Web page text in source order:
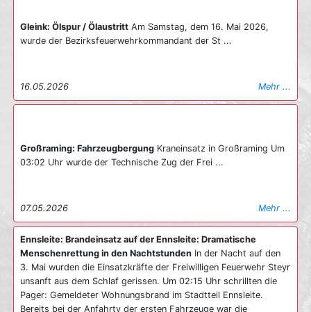
Gleink: Ölspur / Ölaustritt Am Samstag, dem 16. Mai 2026,
wurde der Bezirksfeuerwehrkommandant der St ...
16.05.2026 Mehr ...
Großraming: Fahrzeugbergung Kraneinsatz in Großraming Um
03:02 Uhr wurde der Technische Zug der Frei ...
07.05.2026 Mehr ...
Ennsleite: Brandeinsatz auf der Ennsleite: Dramatische
Menschenrettung in den Nachtstunden In der Nacht auf den
3. Mai wurden die Einsatzkräfte der Freiwilligen Feuerwehr Steyr
unsanft aus dem Schlaf gerissen. Um 02:15 Uhr schrillten die
Pager: Gemeldeter Wohnungsbrand im Stadtteil Ennsleite.
Bereits bei der Anfahrtv der ersten Fahrzeuge war die